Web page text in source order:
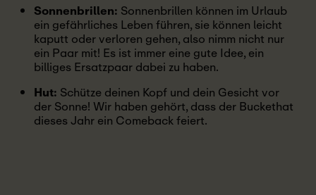
Sonnenbrillen: Sonnenbrillen können im Urlaub
ein gefährliches Leben führen, sie können leicht
kaputt oder verloren gehen, also nimm nicht nur
ein Paar mit! Es ist immer eine gute Idee, ein
billiges Ersatzpaar dabei zu haben.
Hut: Schütze deinen Kopf und dein Gesicht vor
der Sonne! Wir haben gehört, dass der Buckethat
dieses Jahr ein Comeback feiert.